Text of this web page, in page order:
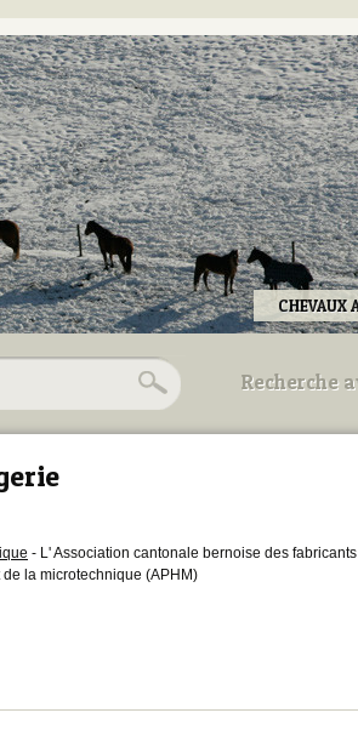
CHEVAUX
Recherche
Utilisez les
- L' Association cantonale bernoise des
la microtechnique (APHM)